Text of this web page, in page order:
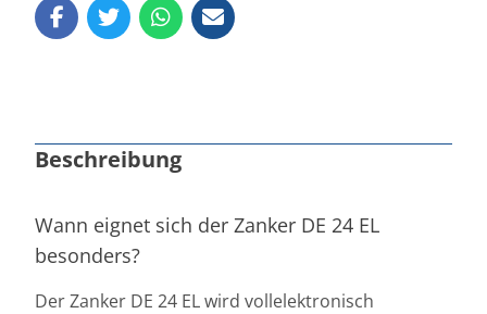
Beschreibung
Wann eignet sich der Zanker DE 24 EL
besonders?
Der Zanker DE 24 EL wird vollelektronisch